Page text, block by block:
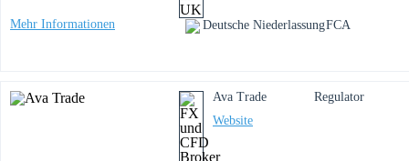
Mehr Informationen Deutsche NiederlassungFCA
Ava Trade
Website
Regulator